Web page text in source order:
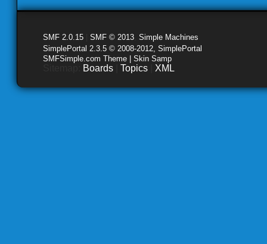
SMF 2.0.15 SMF © 2013 Simple Machines
SimplePortal 2.3.5 © 2008-2012, SimplePortal
SMFSimple.com Theme | Skin Samp
Boards Topics XML